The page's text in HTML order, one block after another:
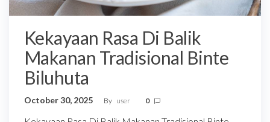
Kekayaan Rasa Di Balik
Makanan Tradisional Binte
Biluhuta
October 30, 2025 By user 0